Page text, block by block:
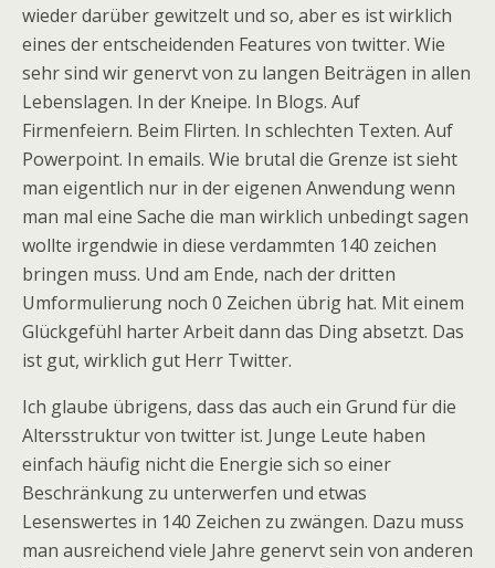
wieder darüber gewitzelt und so, aber es ist wirklich
eines der entscheidenden Features von twitter. Wie
sehr sind wir genervt von zu langen Beiträgen in allen
Lebenslagen. In der Kneipe. In Blogs. Auf
Firmenfeiern. Beim Flirten. In schlechten Texten. Auf
Powerpoint. In emails. Wie brutal die Grenze ist sieht
man eigentlich nur in der eigenen Anwendung wenn
man mal eine Sache die man wirklich unbedingt sagen
wollte irgendwie in diese verdammten 140 zeichen
bringen muss. Und am Ende, nach der dritten
Umformulierung noch 0 Zeichen übrig hat. Mit einem
Glückgefühl harter Arbeit dann das Ding absetzt. Das
ist gut, wirklich gut Herr Twitter.
Ich glaube übrigens, dass das auch ein Grund für die
Altersstruktur von twitter ist. Junge Leute haben
einfach häufig nicht die Energie sich so einer
Beschränkung zu unterwerfen und etwas
Lesenswertes in 140 Zeichen zu zwängen. Dazu muss
man ausreichend viele Jahre genervt sein von anderen